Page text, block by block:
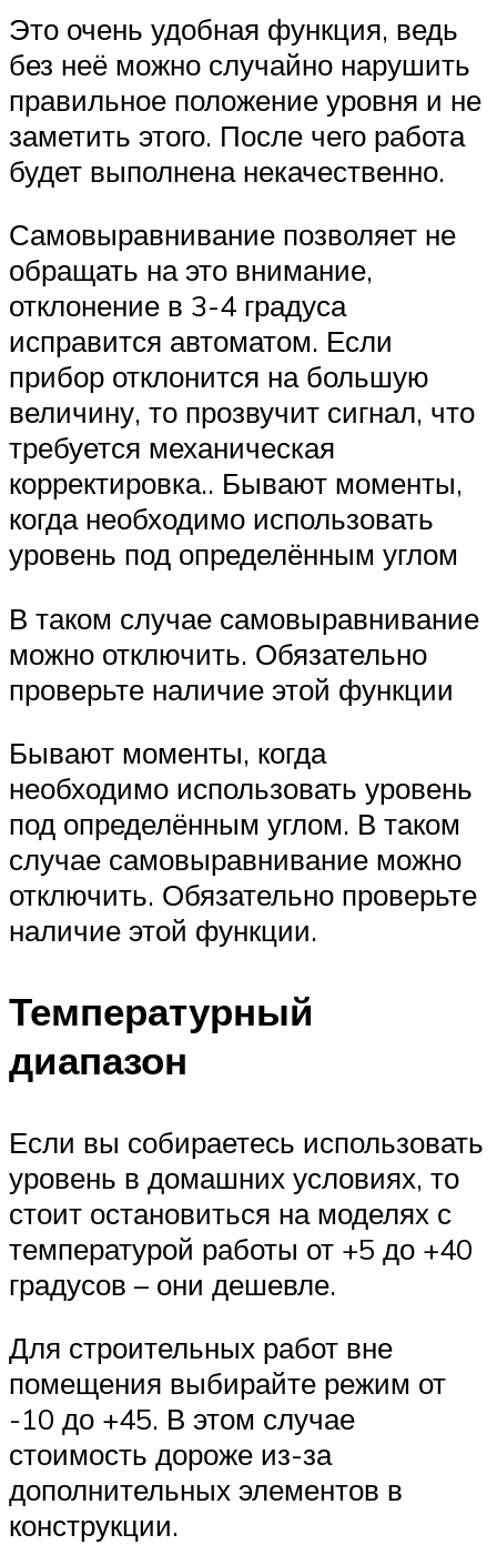
Это очень удобная функция, ведь
без неё можно случайно нарушить
правильное положение уровня и не
заметить этого. После чего работа
будет выполнена некачественно.
Самовыравнивание позволяет не
обращать на это внимание,
отклонение в 3-4 градуса
исправится автоматом. Если
прибор отклонится на большую
величину, то прозвучит сигнал, что
требуется механическая
корректировка.. Бывают моменты,
когда необходимо использовать
уровень под определённым углом
В таком случае самовыравнивание
можно отключить. Обязательно
проверьте наличие этой функции
Бывают моменты, когда
необходимо использовать уровень
под определённым углом. В таком
случае самовыравнивание можно
отключить. Обязательно проверьте
наличие этой функции.
Температурный
диапазон
Если вы собираетесь использовать
уровень в домашних условиях, то
стоит остановиться на моделях с
температурой работы от +5 до +40
градусов – они дешевле.
Для строительных работ вне
помещения выбирайте режим от
-10 до +45. В этом случае
стоимость дороже из-за
дополнительных элементов в
конструкции.